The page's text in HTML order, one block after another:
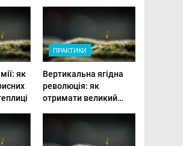
як
ПРАКТИКИ
Вертикальна ягідна
революція: як
отримати великий
мінімальній площі